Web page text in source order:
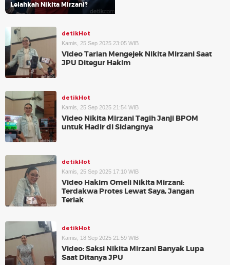
Lelahkah Nikita Mirzani?
detikHot
Kamis, 25 Sep 2025 23:05 WIB
Video Tarian Mengejek Nikita Mirzani Saat
JPU Ditegur Hakim
detikHot
Kamis, 25 Sep 2025 21:54 WIB
Video Nikita Mirzani Tagih Janji BPOM
untuk Hadir di Sidangnya
detikHot
Kamis, 25 Sep 2025 17:10 WIB
Video Hakim Omeli Nikita Mirzani:
Terdakwa Protes Lewat Saya, Jangan
Teriak
detikHot
Kamis, 18 Sep 2025 21:59 WIB
Video: Saksi Nikita Mirzani Banyak Lupa
Saat Ditanya JPU